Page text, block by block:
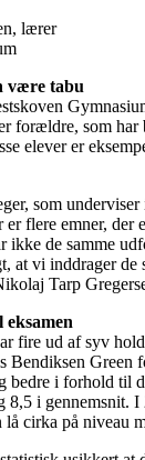
lærer
være tabu
forældre, som
elever er
som
flere emner, der
ikke de samme
at vi inddrager
Tarp
fire ud af syv
Bendiksen Green
bedre i forhold til
8,5 i gennemsnit.
cirka på niveau